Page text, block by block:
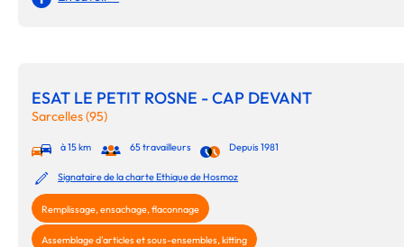
ESAT LE PETIT ROSNE - CAP DEVANT
Sarcelles (95)
à 15 km 65 travailleurs Depuis 1981
Signataire de la charte Ethique de Hosmoz
Remplissage, ensachage, flaconnage
Assemblage d'articles et sous-ensembles, kitting